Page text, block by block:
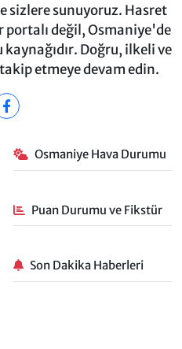
sizlere sunuyoruz. Hasret
portalı değil, Osmaniye'de
Doğru, ilkeli ve
etmeye devam edin.
Osmaniye Hava Durumu
Puan Durumu ve Fikstür
Son Dakika Haberleri